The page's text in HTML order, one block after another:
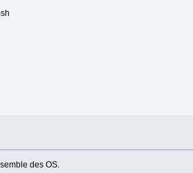
des OS.